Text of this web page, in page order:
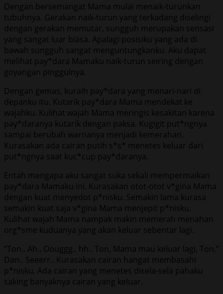
Dengan bersemangat Mama mulai menaik-turunkan
tubuhnya. Gerakan naik-turun yang terkadang diselingi
dengan gerakan memutar, sungguh merupakan sensasi
yang sangat luar biasa. Apalagi posisiku yang ada di
bawah sungguh sangat menguntungkanku. Aku dapat
melihat pay*dara Mamaku naik-turun seiring dengan
goyangan pinggulnya.
Dengan gemas, kuraih pay*dara yang menari-nari di
depanku itu. Kutarik pay*dara Mama mendekat ke
wajahku. Kulihat wajah Mama meringis kesakitan karena
pay*daranya kutarik dengan paksa. Kugigit put*ngnya
sampai berubah warnanya menjadi kemerahan.
Kurasakan ada cairan putih s*s* menetes keluar dari
put*ngnya saat kuc*cup pay*daranya.
Entah mengapa aku sangat suka sekali mempermaikan
pay*dara Mamaku ini. Kurasakan otot-otot v*gina Mama
dengan kuat menyedot p*nisku. Semakin lama kurasa
semakin kuat saja v*gina Mama menjepit p*nisku.
Kulihat wajah Mama nampak makin memerah menahan
org*sme kuduanya yang akan keluar sebentar lagi.
“Ton.. Ah.. Oouggg.. hh.. Ton, Mama mau keluar lagi, Ton.”
Dan.. Seeerr.. Kurasakan cairan hangat membasahi
p*nisku. Ada cairan yang menetes disela-sela pahaku
saking banyaknya cairan yang keluar.